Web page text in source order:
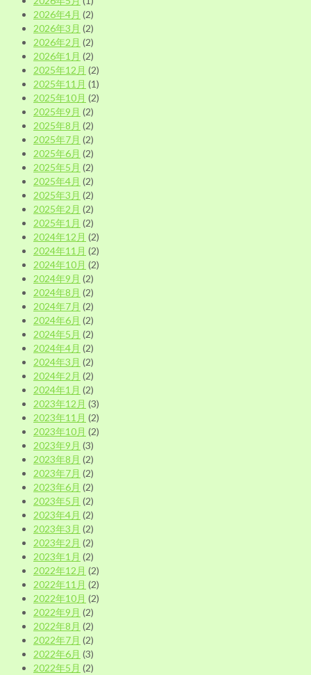
2026年4月 (2)
2026年3月 (2)
2026年2月 (2)
2026年1月 (2)
2025年12月 (2)
2025年11月 (1)
2025年10月 (2)
2025年9月 (2)
2025年8月 (2)
2025年7月 (2)
2025年6月 (2)
2025年5月 (2)
2025年4月 (2)
2025年3月 (2)
2025年2月 (2)
2025年1月 (2)
2024年12月 (2)
2024年11月 (2)
2024年10月 (2)
2024年9月 (2)
2024年8月 (2)
2024年7月 (2)
2024年6月 (2)
2024年5月 (2)
2024年4月 (2)
2024年3月 (2)
2024年2月 (2)
2024年1月 (2)
2023年12月 (3)
2023年11月 (2)
2023年10月 (2)
2023年9月 (3)
2023年8月 (2)
2023年7月 (2)
2023年6月 (2)
2023年5月 (2)
2023年4月 (2)
2023年3月 (2)
2023年2月 (2)
2023年1月 (2)
2022年12月 (2)
2022年11月 (2)
2022年10月 (2)
2022年9月 (2)
2022年8月 (2)
2022年7月 (2)
2022年6月 (3)
2022年5月 (2)